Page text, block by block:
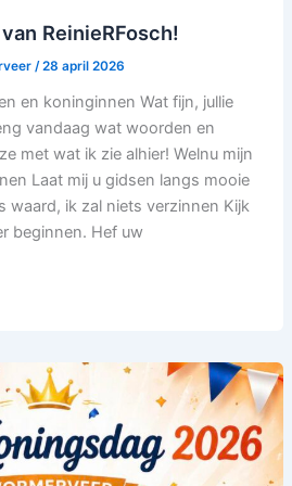
ReinieRFosch!
/28 april 2026
en koninginnen Wat fijn, jullie
vandaag wat woorden en
met wat ik zie alhier! Welnu mijn
Laat mij u gidsen langs mooie
waard, ik zal niets verzinnen Kijk
beginnen. Hef uw